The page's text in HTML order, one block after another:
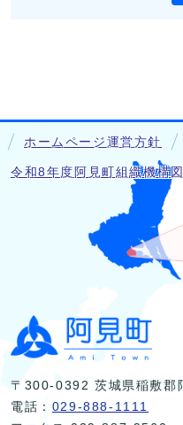
ホームページ運営方針
令和8年度阿見町組織機構図
〒300-0392 茨城県稲敷郡
電話： 029-888-1111